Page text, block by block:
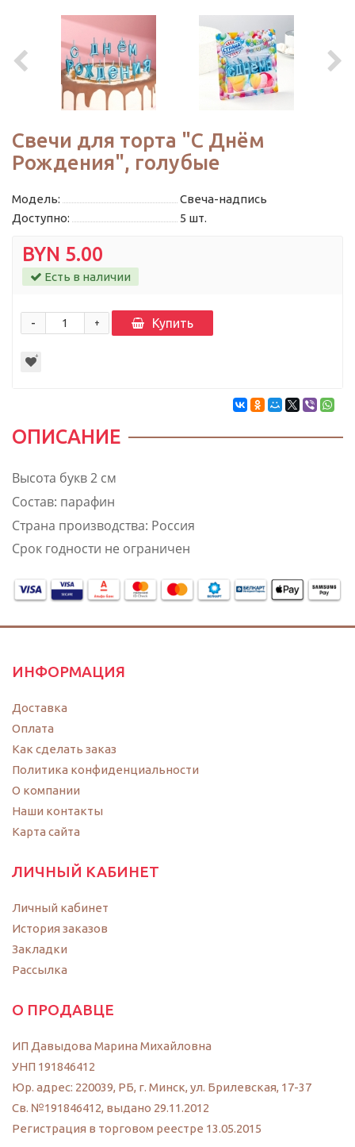
Свечи для торта "С Днём
Рождения", голубые
Модель:
Свеча-надпись
Доступно:
5 шт.
BYN 5.00
Есть в наличии
+
- Купить
ОПИСАНИЕ
Высота букв 2 см
Состав: парафин
Страна производства: Россия
Срок годности не ограничен
ИНФОРМАЦИЯ
Доставка
Оплата
Как сделать заказ
Политика конфиденциальности
O компании
Наши контакты
Карта сайта
ЛИЧНЫЙ КАБИНЕТ
Личный кабинет
История заказов
Закладки
Рассылка
О ПРОДАВЦЕ
ИП Давыдова Марина Михайловна
УНП 191846412
Юр. адрес: 220039, РБ, г. Минск, ул. Брилевская, 17-37
Св. №191846412, выдано 29.11.2012
Регистрация в торговом реестре 13.05.2015